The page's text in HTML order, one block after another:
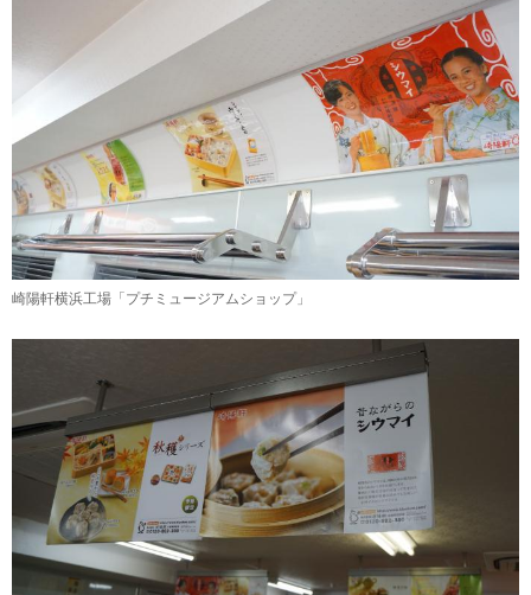
崎陽軒横浜工場「プチミュージアムショップ」